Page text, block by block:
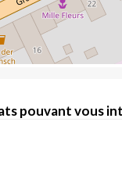
pouvant vous